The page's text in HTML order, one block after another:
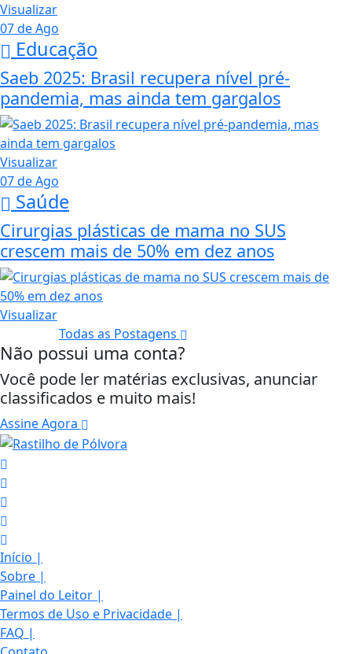
Visualizar
07 de Ago
Educação
Saeb 2025: Brasil recupera nível pré-
pandemia, mas ainda tem gargalos
Visualizar
07 de Ago
Saúde
Cirurgias plásticas de mama no SUS
crescem mais de 50% em dez anos
Visualizar
Todas as Postagens
Não possui uma conta?
Você pode ler matérias exclusivas, anunciar
classificados e muito mais!
Assine Agora
Início |
Sobre |
Painel do Leitor |
Termos de Uso e Privacidade |
FAQ |